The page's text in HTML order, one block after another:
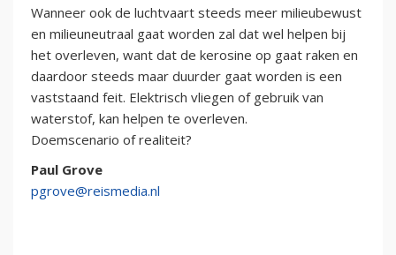
Wanneer ook de luchtvaart steeds meer milieubewust
en milieuneutraal gaat worden zal dat wel helpen bij
het overleven, want dat de kerosine op gaat raken en
daardoor steeds maar duurder gaat worden is een
vaststaand feit. Elektrisch vliegen of gebruik van
waterstof, kan helpen te overleven.
Doemscenario of realiteit?
Paul Grove
pgrove@reismedia.nl